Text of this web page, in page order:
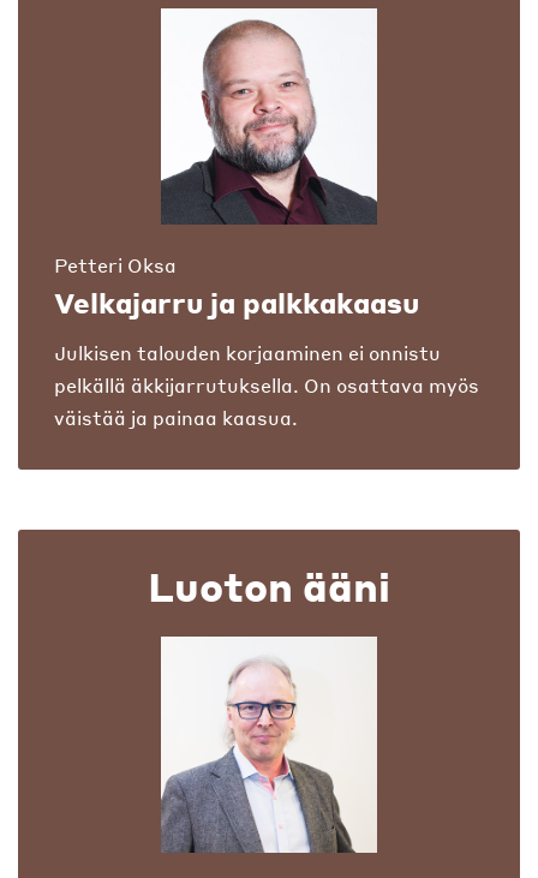
Petteri Oksa
Velkajarru ja palkkakaasu
Julkisen talouden korjaaminen ei onnistu
pelkällä äkkijarrutuksella. On osattava myös
väistää ja painaa kaasua.
Luoton ääni